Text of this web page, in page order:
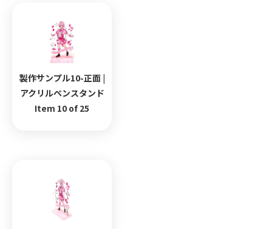
製作サンプル10-正面 |
アクリルペンスタンド
Item 10 of 25